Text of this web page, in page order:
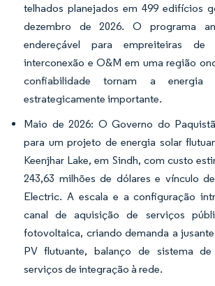
telhados planejados em 499 edifícios
dezembro de 2026. O programa
endereçável para empreiteiras
interconexão e O&M em uma região
confiabilidade tornam a energia
estrategicamente importante.
Maio de 2026: O Governo do
para um projeto de energia solar
Keenjhar Lake, em Sindh, com custo
243,63 milhões de dólares e vínculo
Electric. A escala e a configuração
canal de aquisição de serviços
fotovoltaica, criando demanda a
PV flutuante, balanço de sistema
serviços de integração à rede.